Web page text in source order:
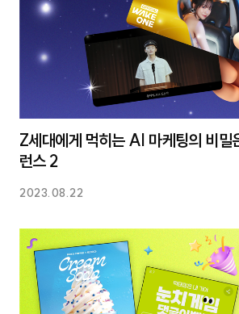
Z세대에게 먹히는 AI 마케팅의 비밀
런스 2
2023.08.22